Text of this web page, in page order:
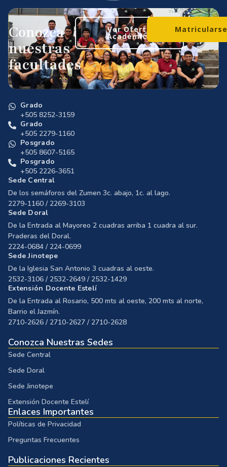
Conozca
nuestras
facultades
Ver Oferta
Académica
Grado
+505 8252-3159
Grado
+505 2279-1160
Posgrado
+505 8607-5165
Posgrado
+505 2226-3651
Sede Central
De los semáforos del Zumen 3c. abajo, 1c. al lago.
2279-1160 / 2269-3103
Sede Doral
De la Entrada al Mayoreo 2 cuadras arriba 1 cuadra al sur.
Praderas del Doral.
2224-0684 / 224-0699
Sede Jinotepe
De la Iglesia San Antonio 3 cuadras al oeste.
2532-3106 / 2532-2649 / 2532-1429
Extensión Docente Estelí
De la Entrada al Rosario, 500 mts al oeste, 200 mts al norte,
Barrio el Jazmín.
2710-2626 / 2710-2627 / 2710-2628
Conozca Nuestras Sedes
Sede Central
Sede Doral
Sede Jinotepe
Extensión Docente Estelí
Enlaces Importantes
Políticas de Privacidad
Preguntas Frecuentes
Publicaciones Recientes